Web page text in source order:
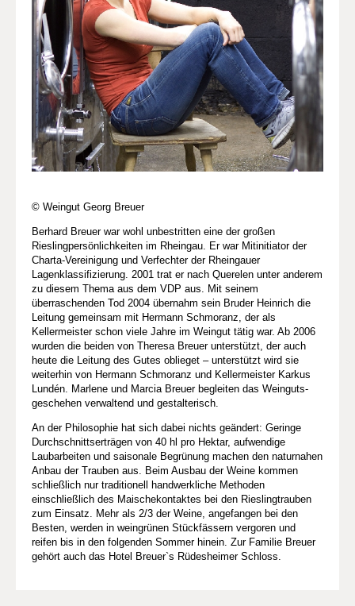
© Weingut Georg Breuer
Berhard Breuer war wohl unbestritten eine der großen
Rieslingpersönlichkeiten im Rheingau. Er war Mitinitiator der
Charta-Vereinigung und Verfechter der Rheingauer
Lagenklassifizierung. 2001 trat er nach Querelen unter anderem
zu diesem Thema aus dem VDP aus. Mit seinem
überraschenden Tod 2004 übernahm sein Bruder Heinrich die
Leitung gemeinsam mit Hermann Schmoranz, der als
Kellermeister schon viele Jahre im Weingut tätig war. Ab 2006
wurden die beiden von Theresa Breuer unterstützt, der auch
heute die Leitung des Gutes oblieget – unterstützt wird sie
weiterhin von Hermann Schmoranz und Kellermeister Karkus
Lundén. Marlene und Marcia Breuer begleiten das Weinguts­
geschehen verwaltend und gestalterisch.
An der Philosophie hat sich dabei nichts geändert: Geringe
Durchschnittserträgen von 40 hl pro Hektar, aufwendige
Laubarbeiten und saisonale Begrünung machen den naturnahen
Anbau der Trauben aus. Beim Ausbau der Weine kommen
schließlich nur traditionell handwerkliche Methoden
einschließlich des Maischekontaktes bei den Rieslingtrauben
zum Einsatz. Mehr als 2/3 der Weine, angefangen bei den
Besten, werden in weingrünen Stückfässern vergoren und
reifen bis in den folgenden Sommer hinein. Zur Familie Breuer
gehört auch das Hotel Breuer`s Rüdesheimer Schloss.